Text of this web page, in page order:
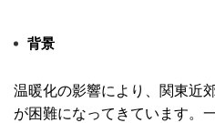
背景
温暖化の影響により、 関東近
が困難になってきています。